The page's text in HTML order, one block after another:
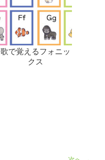
歌で覚えるフォニッ
クス